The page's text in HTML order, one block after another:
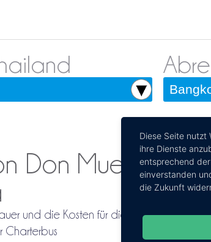
Don Mueang
und die Kosten für die Reiseroute von
Charterbus
Diese Seite nutzt
ihre Dienste
entsprechend
einverstanden
die Zukunft